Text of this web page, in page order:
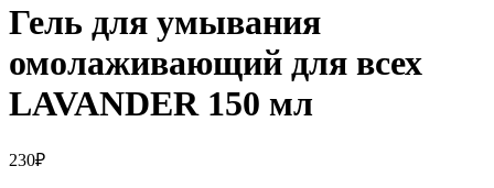
Гель для умывания
омолаживающий для всех
LAVANDER 150 мл
230₽